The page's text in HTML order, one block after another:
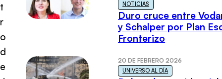
t
r
o
d
e
NOTICIAS
Duro cruce entre
y Schalper por Plan
Fronterizo
20 DE FEBRERO 2026
UNIVERSO AL DÍA